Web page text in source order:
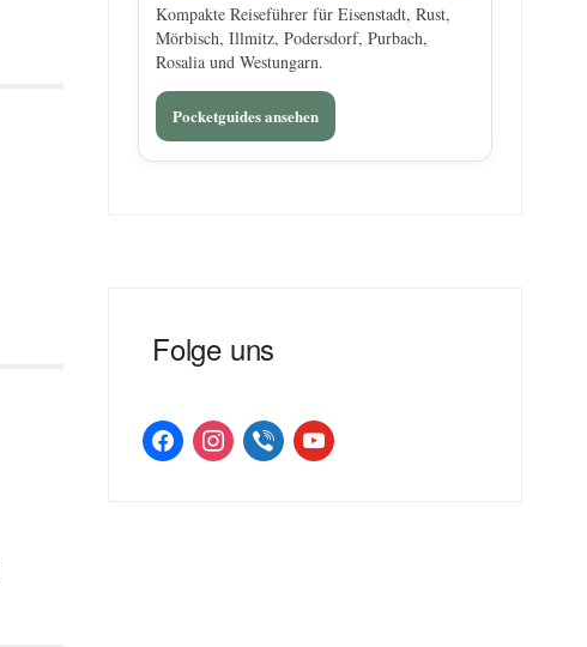
Kompakte Reiseführer für Eisenstadt, Rust,
Mörbisch, Illmitz, Podersdorf, Purbach,
Rosalia und Westungarn.
Pocketguides ansehen
Folge uns
facebookinstagramviber youtube